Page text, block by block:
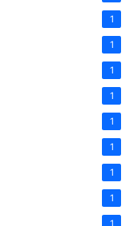
1
1
1
1
1
1
1
1
1